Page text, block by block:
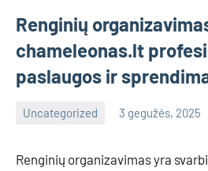
Renginių
chameleonas.lt
paslaugos ir
Uncategorized 3 gegužės, 2025
info@grazute.lt
Renginių organizavimas yra